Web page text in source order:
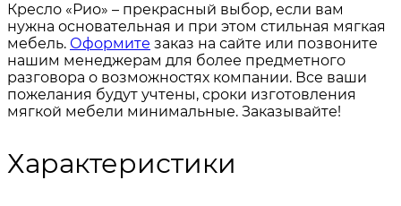
Кресло «Рио» – прекрасный выбор, если вам
нужна основательная и при этом стильная мягкая
мебель. Оформите заказ на сайте или позвоните
нашим менеджерам для более предметного
разговора о возможностях компании. Все ваши
пожелания будут учтены, сроки изготовления
мягкой мебели минимальные. Заказывайте!
Характеристики